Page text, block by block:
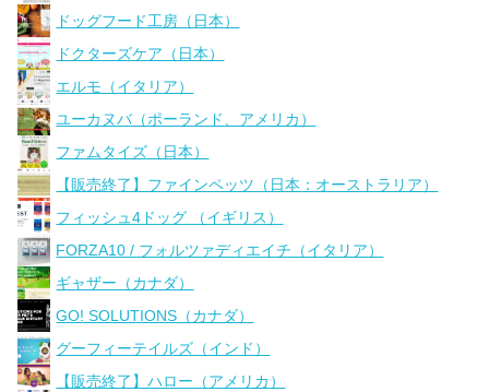
ドッグフード工房（日本）
ドクターズケア（日本）
エルモ（イタリア）
ユーカヌバ（ポーランド、アメリカ）
ファムタイズ（日本）
【販売終了】ファインペッツ（日本：オーストラリア）
フィッシュ4ドッグ （イギリス）
FORZA10 / フォルツァディエイチ（イタリア）
ギャザー（カナダ）
GO! SOLUTIONS（カナダ）
グーフィーテイルズ（インド）
【販売終了】ハロー（アメリカ）